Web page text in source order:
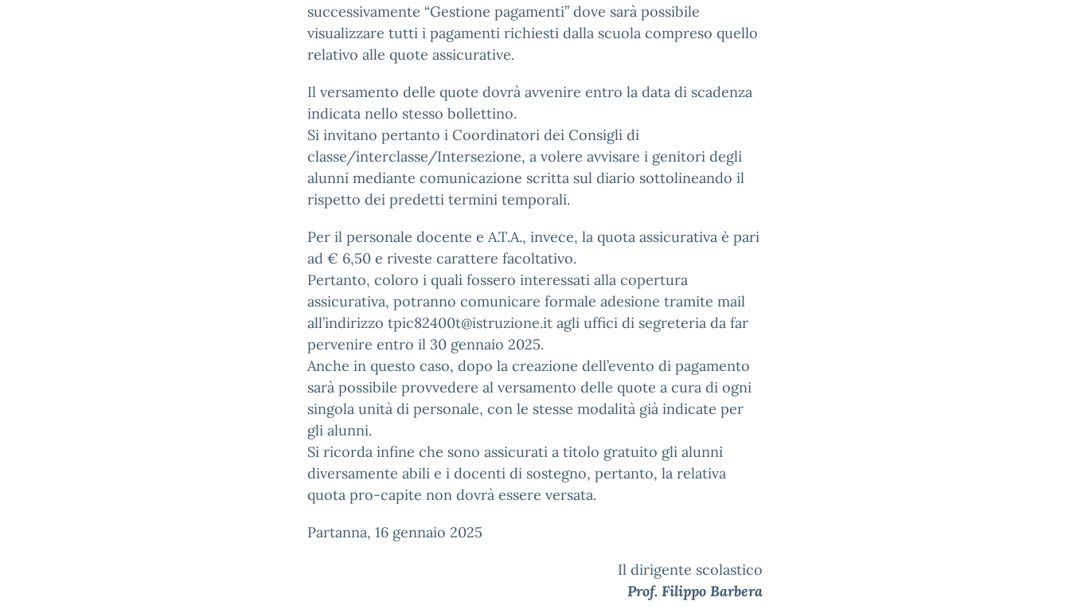
successivamente “Gestione pagamenti” dove sarà possibile
visualizzare tutti i pagamenti richiesti dalla scuola compreso quello
relativo alle quote assicurative.
Il versamento delle quote dovrà avvenire entro la data di scadenza
indicata nello stesso bollettino.
Si invitano pertanto i Coordinatori dei Consigli di
classe/interclasse/Intersezione, a volere avvisare i genitori degli
alunni mediante comunicazione scritta sul diario sottolineando il
rispetto dei predetti termini temporali.
Per il personale docente e A.T.A., invece, la quota assicurativa è pari
ad € 6,50 e riveste carattere facoltativo.
Pertanto, coloro i quali fossero interessati alla copertura
assicurativa, potranno comunicare formale adesione tramite mail
all’indirizzo tpic82400t@istruzione.it agli uffici di segreteria da far
pervenire entro il 30 gennaio 2025.
Anche in questo caso, dopo la creazione dell’evento di pagamento
sarà possibile provvedere al versamento delle quote a cura di ogni
singola unità di personale, con le stesse modalità già indicate per
gli alunni.
Si ricorda infine che sono assicurati a titolo gratuito gli alunni
diversamente abili e i docenti di sostegno, pertanto, la relativa
quota pro-capite non dovrà essere versata.
Partanna, 16 gennaio 2025
Il dirigente scolastico
Prof. Filippo Barbera